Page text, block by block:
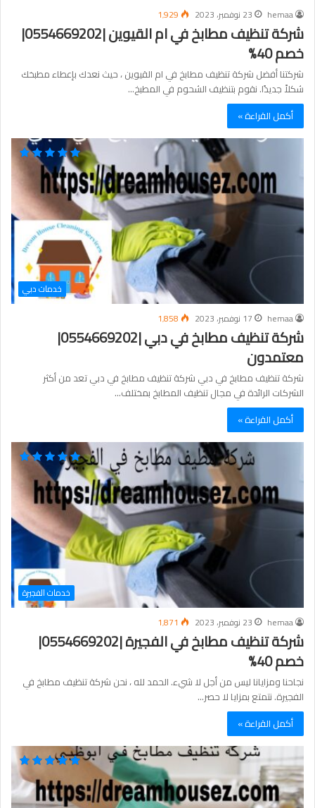
hemaa 23 نوفمبر، 2023 1٬929
شركة تنظيف مطابخ في ام القيوين |0554669202|
خصم 40%
شركتنا أفضل شركة تنظيف مطابخ في ام القيوين ، حيث نعدك بإعطاء مطبخك
شكلاً جديدًا. نقوم بتنظيف الشحوم في المطبخ…
أكمل القراءة »
خدمات دبي
hemaa
17 نوفمبر، 2023 1٬858
شركة تنظيف مطابخ في دبي |0554669202|
معتمدون
شركة تنظيف مطابخ في دبي شركة تنظيف مطابخ في دبي تعد من أكثر
الشركات الرائدة في مجال تنظيف المطابخ بمختلف…
أكمل القراءة »
خدمات الفجيرة
hemaa
23 نوفمبر، 2023 1٬871
شركة تنظيف مطابخ في الفجيرة |0554669202|
خصم 40%
نجاحنا ومزايانا ليس من أجل لا شيء. الحمد لله ، نحن شركة تنظيف مطابخ في
الفجيرة. نتمتع بمزايا لا حصر…
أكمل القراءة »